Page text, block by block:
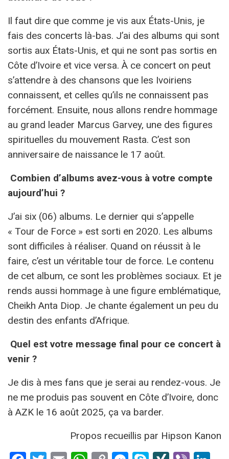
Il faut dire que comme je vis aux États-Unis, je
fais des concerts là-bas. J’ai des albums qui sont
sortis aux États-Unis, et qui ne sont pas sortis en
Côte d’Ivoire et vice versa. À ce concert on peut
s’attendre à des chansons que les Ivoiriens
connaissent, et celles qu’ils ne connaissent pas
forcément. Ensuite, nous allons rendre hommage
au grand leader Marcus Garvey, une des figures
spirituelles du mouvement Rasta. C’est son
anniversaire de naissance le 17 août.
Combien d’albums avez-vous à votre compte
aujourd’hui ?
J’ai six (06) albums. Le dernier qui s’appelle
« Tour de Force » est sorti en 2020. Les albums
sont difficiles à réaliser. Quand on réussit à le
faire, c’est un véritable tour de force. Le contenu
de cet album, ce sont les problèmes sociaux. Et je
rends aussi hommage à une figure emblématique,
Cheikh Anta Diop. Je chante également un peu du
destin des enfants d’Afrique.
Quel est votre message final pour ce concert à
venir ?
Je dis à mes fans que je serai au rendez-vous. Je
ne me produis pas souvent en Côte d’Ivoire, donc
à AZK le 16 août 2025, ça va barder.
Propos recueillis par Hipson Kanon